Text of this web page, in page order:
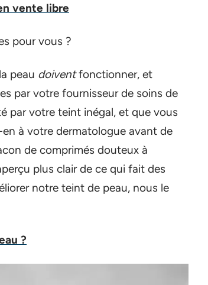
vente libre
pour vous ?
peau doiventfonctionner, et
par votre fournisseur de soins de
par votre teint inégal, et que vous
à votre dermatologue avant de
de comprimés douteux à
plus clair de ce qui fait des
notre teint de peau, nous le
?